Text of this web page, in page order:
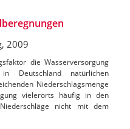
2009
die Wasserversorgung
Deutschland natürlichen
Niederschlagsmenge
vielerorts häufig in den
nicht mit dem